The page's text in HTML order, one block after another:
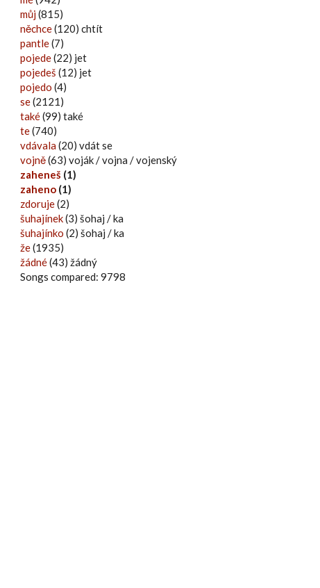
můj(815)
něchce(120) chtít
pantle(7)
pojede(22) jet
pojedeš (12) jet
pojedo (4)
se(2121)
také(99) také
te(740)
vdávala(20) vdát se
vojně(63) voják / vojna / vojenský
zaheneš (1)
zaheno (1)
zdoruje(2)
šuhajínek(3) šohaj / ka
šuhajínko (2) šohaj / ka
že(1935)
žádné(43) žádný
Songs compared: 9798